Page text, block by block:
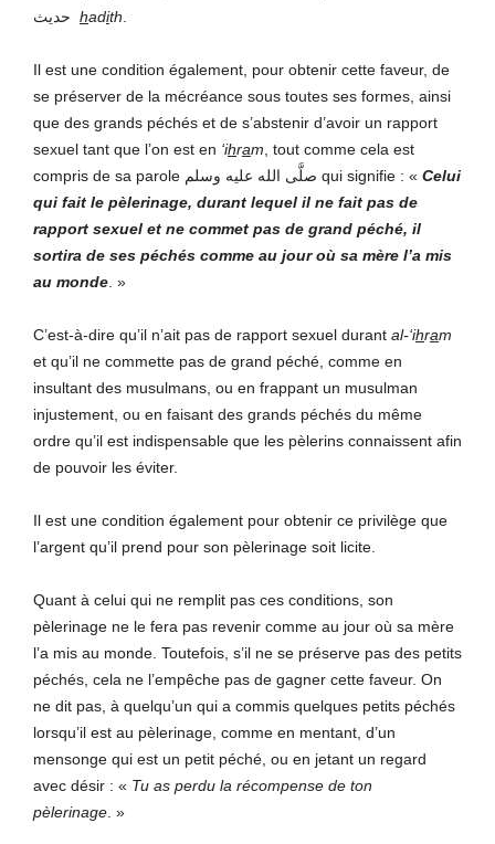
حديث hadith
Il est une condition également, pour obtenir cette faveur, de
se préserver de la mécréance sous toutes ses formes, ainsi
que des grands péchés et de s’abstenir d’avoir un rapport
sexuel tant que l’on est en ‘ihram , tout comme cela est
compris de sa parole صلَّى الله عليه وسلم qui signifie : « Celui
qui fait le pèlerinage, durant lequel il ne fait pas de
rapport sexuel et ne commet pas de grand péché, il
sortira de ses péchés comme au jour où sa mère l’a mis
au monde . »
C’est-à-dire qu’il n’ait pas de rapport sexuel durant al-‘ihram
et qu’il ne commette pas de grand péché, comme en
insultant des musulmans, ou en frappant un musulman
injustement, ou en faisant des grands péchés du même
ordre qu’il est indispensable que les pèlerins connaissent afin
de pouvoir les éviter.
Il est une condition également pour obtenir ce privilège que
l’argent qu’il prend pour son pèlerinage soit licite.
Quant à celui qui ne remplit pas ces conditions, son
pèlerinage ne le fera pas revenir comme au jour où sa mère
l’a mis au monde. Toutefois, s’il ne se préserve pas des petits
péchés, cela ne l’empêche pas de gagner cette faveur. On
ne dit pas, à quelqu’un qui a commis quelques petits péchés
lorsqu’il est au pèlerinage, comme en mentant, d’un
mensonge qui est un petit péché, ou en jetant un regard
avec désir : « Tu as perdu la récompense de ton
pèlerinage . »